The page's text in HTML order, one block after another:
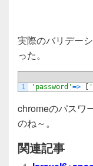
実際のバリデー
った。
1
'password'=> [
chromeのパスワ
のね～。
関連記事